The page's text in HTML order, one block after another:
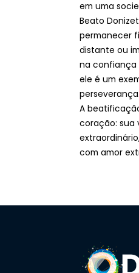
em uma
Beato
permanecer
distante ou
na confiança
ele é um
A
coração: sua
com amor